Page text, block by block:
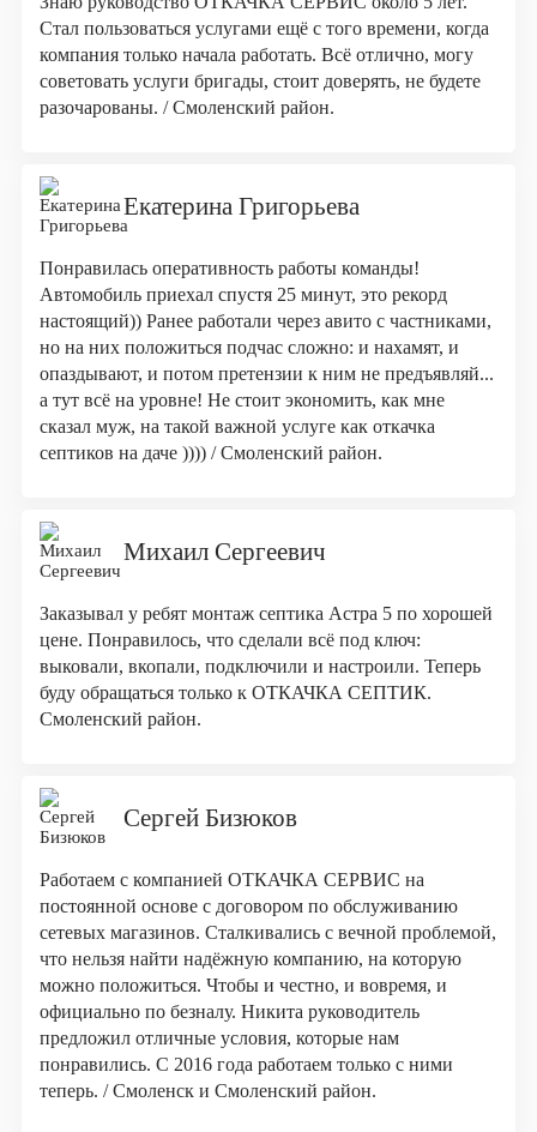
Стал пользоваться услугами ещё с того времени, когда
компания только начала работать. Всё отлично, могу
советовать услуги бригады, стоит доверять, не будете
разочарованы. / Смоленский район.
Екатерина Григорьева
Понравилась оперативность работы команды!
Автомобиль приехал спустя 25 минут, это рекорд
настоящий)) Ранее работали через авито с частниками,
но на них положиться подчас сложно: и нахамят, и
опаздывают, и потом претензии к ним не предъявляй...
а тут всё на уровне! Не стоит экономить, как мне
сказал муж, на такой важной услуге как откачка
септиков на даче )))) / Смоленский район.
Михаил Сергеевич
Заказывал у ребят монтаж септика Астра 5 по хорошей
цене. Понравилось, что сделали всё под ключ:
выковали, вкопали, подключили и настроили. Теперь
буду обращаться только к ОТКАЧКА СЕПТИК.
Смоленский район.
Сергей Бизюков
Работаем с компанией ОТКАЧКА СЕРВИС на
постоянной основе с договором по обслуживанию
сетевых магазинов. Сталкивались с вечной проблемой,
что нельзя найти надёжную компанию, на которую
можно положиться. Чтобы и честно, и вовремя, и
официально по безналу. Никита руководитель
предложил отличные условия, которые нам
понравились. С 2016 года работаем только с ними
теперь. / Смоленск и Смоленский район.